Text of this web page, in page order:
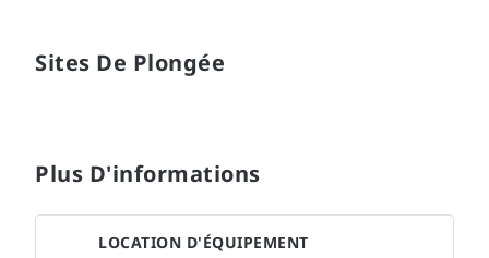
Sites De Plongée
Plus D'informations
LOCATION D'ÉQUIPEMENT